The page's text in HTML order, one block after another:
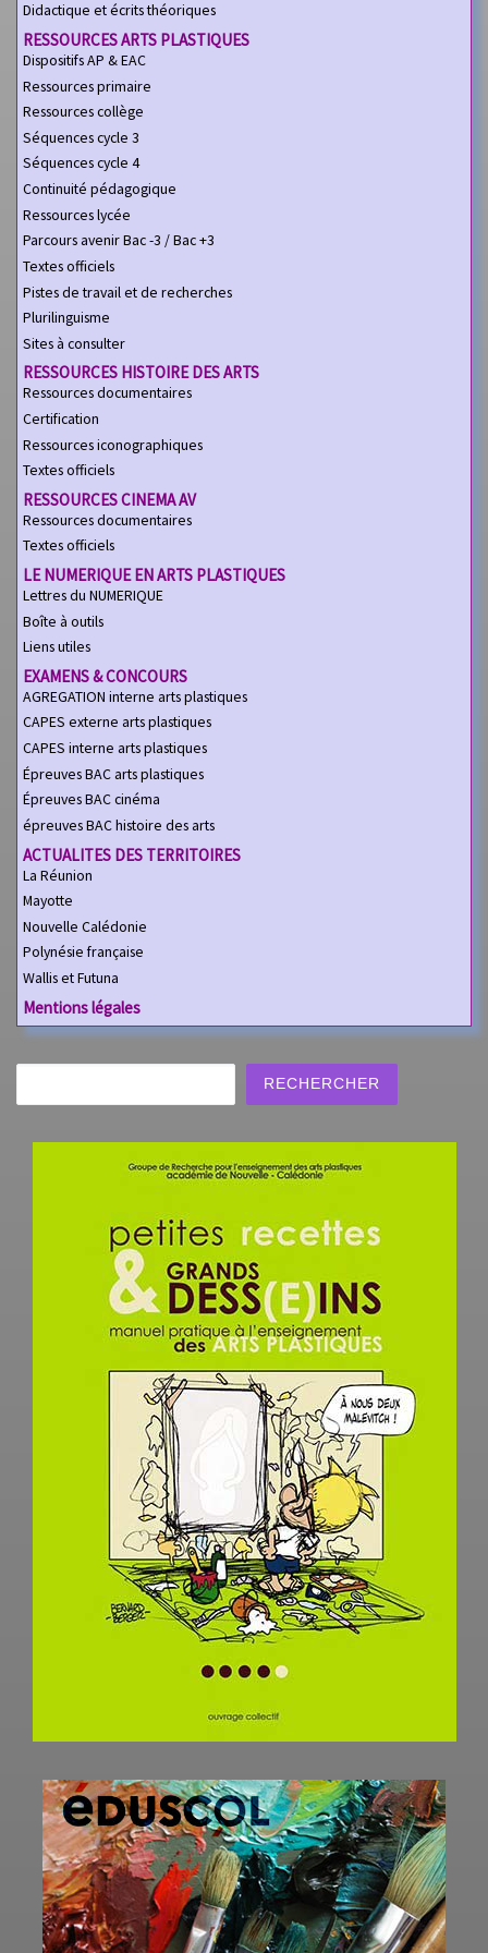
Didactique et écrits théoriques
RESSOURCES ARTS PLASTIQUES
Dispositifs AP & EAC
Ressources primaire
Ressources collège
Séquences cycle 3
Séquences cycle 4
Continuité pédagogique
Ressources lycée
Parcours avenir Bac -3 / Bac +3
Textes officiels
Pistes de travail et de recherches
Plurilinguisme
Sites à consulter
RESSOURCES HISTOIRE DES ARTS
Ressources documentaires
Certification
Ressources iconographiques
Textes officiels
RESSOURCES CINEMA AV
Ressources documentaires
Textes officiels
LE NUMERIQUE EN ARTS PLASTIQUES
Lettres du NUMERIQUE
Boîte à outils
Liens utiles
EXAMENS & CONCOURS
AGREGATION interne arts plastiques
CAPES externe arts plastiques
CAPES interne arts plastiques
Épreuves BAC arts plastiques
Épreuves BAC cinéma
épreuves BAC histoire des arts
ACTUALITES DES TERRITOIRES
La Réunion
Mayotte
Nouvelle Calédonie
Polynésie française
Wallis et Futuna
Mentions légales
RECHERCHER